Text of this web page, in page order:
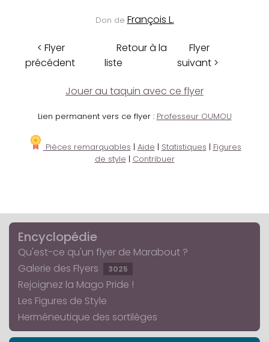
Don de François L.
< Flyer
précédent
Retour à la
liste
Flyer
suivant >
Jouer au taquin avec ce flyer
Lien permanent vers ce flyer : Professeur OUMOU
Pièces remarquables | Aide | Statistiques | Figures
de style | Contribuer
Encyclopédie
Qu'est-ce qu'un flyer de Marabout ?
Galerie des Flyers
3025
Rejoignez la Mago Pride !
Les Figures de Style
Herméneutique des sortilèges